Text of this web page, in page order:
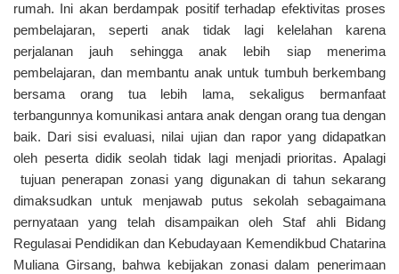
rumah. Ini akan berdampak positif terhadap efektivitas proses
pembelajaran, seperti anak tidak lagi kelelahan karena
perjalanan jauh sehingga anak lebih siap menerima
pembelajaran, dan membantu anak untuk tumbuh berkembang
bersama orang tua lebih lama, sekaligus bermanfaat
terbangunnya komunikasi antara anak dengan orang tua dengan
baik. Dari sisi evaluasi, nilai ujian dan rapor yang didapatkan
oleh peserta didik seolah tidak lagi menjadi prioritas. Apalagi
tujuan penerapan zonasi yang digunakan di tahun sekarang
dimaksudkan untuk menjawab putus sekolah sebagaimana
pernyataan yang telah disampaikan oleh Staf ahli Bidang
Regulasai Pendidikan dan Kebudayaan Kemendikbud Chatarina
Muliana Girsang, bahwa kebijakan zonasi dalam penerimaan